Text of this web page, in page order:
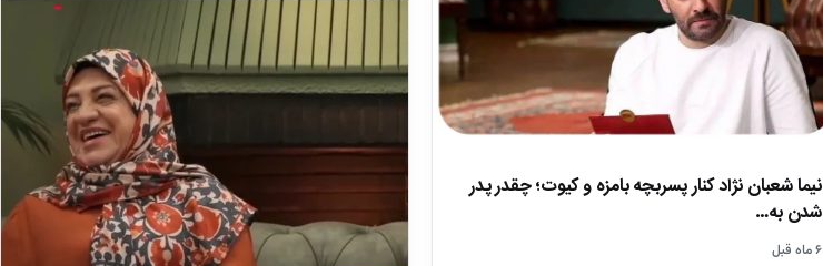
نیما شعبان نژاد کنار پسربچه بامزه و کیوت؛ چقدر پدر
شدن به…
۶ ماه قبل